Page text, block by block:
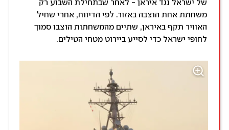
של ישראל נגד איראן - לאחר שבתחילת השבוע רק
משחתת אחת הוצבה באזור. לפי הדיווח, אחרי שחיל
האוויר תקף באיראן, שתיים מהמשחתות הוצבו סמוך
לחופי ישראל כדי לסייע ביירוט מטחי הטילים.